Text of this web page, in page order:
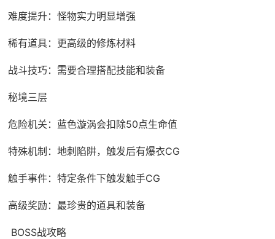
难度提升：怪物实力明显增强
稀有道具：更高级的修炼材料
战斗技巧：需要合理搭配技能和装备
秘境三层
危险机关：蓝色漩涡会扣除50点生命值
特殊机制：地刺陷阱，触发后有爆衣CG
触手事件：特定条件下触发触手CG
高级奖励：最珍贵的道具和装备
BOSS战攻略